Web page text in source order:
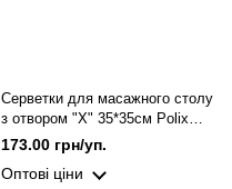
Серветки для масажного столу
з отвором "Х" 35*35см Polix
PRO&MED (50 шт/пач) зі
спанбонду Колір: Білий, Білий
173.00 грн/уп.
Оптові ціни